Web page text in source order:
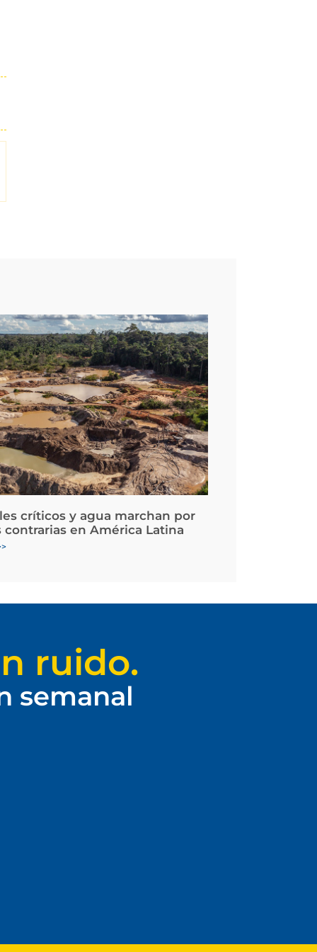
críticos y agua marchan por
contrarias en América Latina
ruido.
semanal